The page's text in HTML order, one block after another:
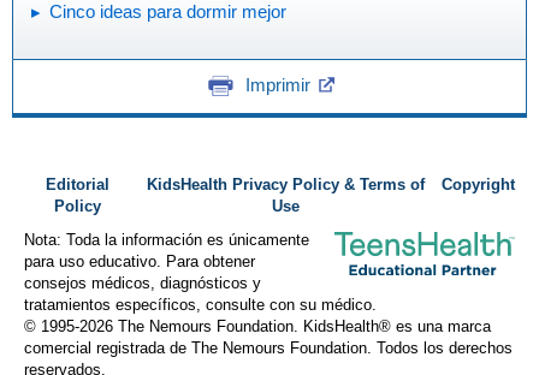
Cinco ideas para dormir mejor
Imprimir
Editorial
Policy
KidsHealth Privacy Policy & Terms of
Use
Copyright
Nota: Toda la información es únicamente
para uso educativo. Para obtener
consejos médicos, diagnósticos y
tratamientos específicos, consulte con su médico.
© 1995-2026 The Nemours Foundation. KidsHealth® es una marca
comercial registrada de The Nemours Foundation. Todos los derechos
reservados.